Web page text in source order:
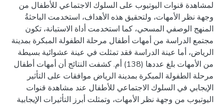
لمشاهدة قنوات اليوتيوب على السلوك الاجتماعي للأطفال من
وجهة نظر الأمهات، ولتحقيق هذه الأهداف، استخدمت الباحثةُ
المنهج الوصفي المسحي، كما استخدمت أداة الاستبانة، تكون
مجتمع الدراسة من أمهات أطفال مرحلة الطفولة المبكرة بمدينة
الرياض، أما عينة الدراسة فقد تمثلت في عينة عشوائية بسيطة
من الأمهات بلغ عددها (138) أم. كشفت النتائج أن أمهات أطفال
مرحلة الطفولة المبكرة بمدينة الرياض موافقات على التأثير
الإيجابي في السلوك الاجتماعي للأطفال عند مشاهدة قنوات
اليوتيوب من وجهة نظر الأمهات، وتمثلت أبرز التأثيرات الإيجابية